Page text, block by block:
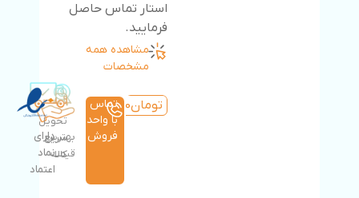
استار تماس حاصل
فرمایید.
مشاهده همه
مشخصات
بهترین
قیمت
تحویل
سریع
کالا
دارای
نماد
اعتماد
تومان10,134,500
تماس
با واحد
فروش